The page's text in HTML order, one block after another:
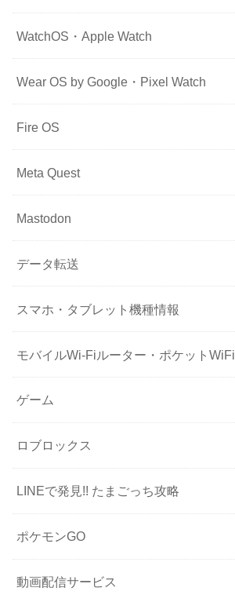
WatchOS・Apple Watch
Wear OS by Google・Pixel Watch
Fire OS
Meta Quest
Mastodon
データ転送
スマホ・タブレット機種情報
モバイルWi-Fiルーター・ポケットWiFi
ゲーム
ロブロックス
LINEで発見!! たまごっち攻略
ポケモンGO
動画配信サービス